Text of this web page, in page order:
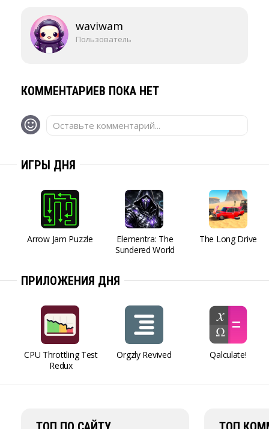
waviwam
Пользователь
КОММЕНТАРИЕВ ПОКА НЕТ
Оставьте комментарий...
ИГРЫ ДНЯ
Arrow Jam Puzzle
Elementra: The
Sundered World
The Long Drive
ПРИЛОЖЕНИЯ ДНЯ
CPU Throttling Test
Redux
Orgzly Revived Qalculate!